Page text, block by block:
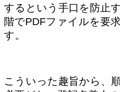
するという手口を防止
階でPDFファイルを要
す。
こういった趣旨から、